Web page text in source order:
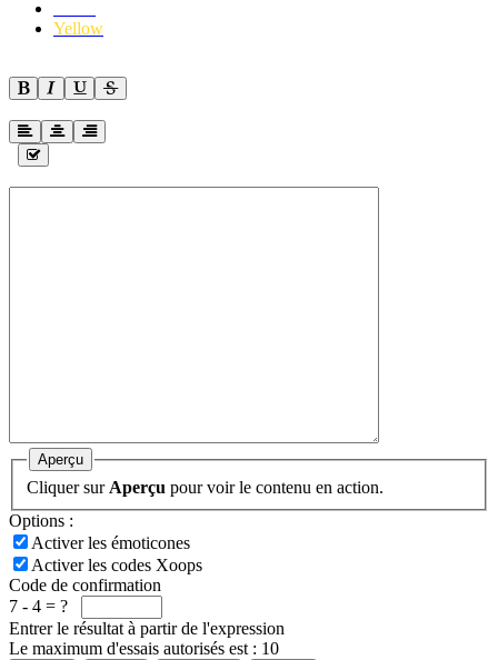
Yellow
Aperçu
Cliquer sur Aperçu pour voir le contenu en action.
Options :
Activer les émoticones
Activer les codes Xoops
Code de confirmation
7 - 4 = ?
Entrer le résultat à partir de l'expression
Le maximum d'essais autorisés est : 10